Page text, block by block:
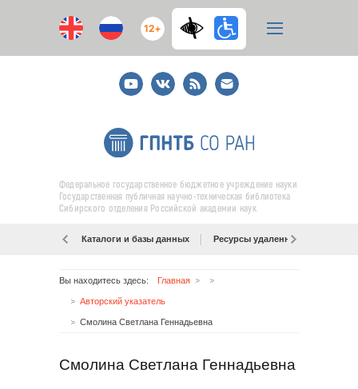
12+
YoutubeВКонтакте
RSS
E-
mail
подписка
Федеральное государственное бюджетное учреждение науки
Государственная публичная научно-техническая библиотека
Сибирского отделения Российской академии наук
Каталоги и базы данных Ресурсы удаленного доступа
Вы находитесь здесь: Главная
Авторский указатель
Смолина Светлана Геннадьевна
Смолина Светлана Геннадьевна